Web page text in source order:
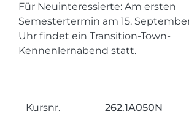
Für Neuinteressierte: Am ersten
Semestertermin am 15. September
Uhr findet ein Transition-Town-
Kennenlernabend statt.
Kursnr. 262.1A050N